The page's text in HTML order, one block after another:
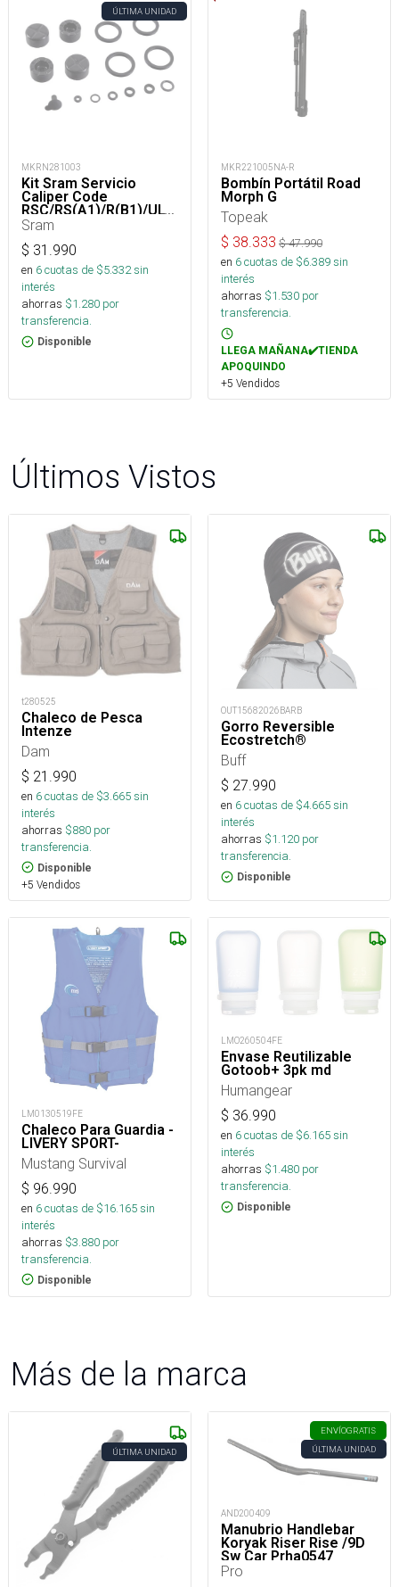
ÚLTIMA UNIDAD
MKRN281003
Kit Sram Servicio
Caliper Code
RSC/RS(A1)/R(B1)/ULT/SIL/BRZ(C1)
Sram
$ 31.990
en 6cuotas de $5.332sin
interés
ahorras $1.280 por
transferencia.
Disponible
MKR221005NA-R
Bombín Portátil Road
Morph G
Topeak
$ 38.333 $47.990
en 6cuotas de $6.389sin
interés
ahorras $1.530 por
transferencia.
LLEGA MAÑANA✔️TIENDA
APOQUINDO
+5 Vendidos
Últimos Vistos
t280525
Chaleco de Pesca
Intenze
Dam
$ 21.990
en 6cuotas de $3.665sin
interés
ahorras $880 por
transferencia.
Disponible
+5 Vendidos
OUT15682026BARB
Gorro Reversible
Ecostretch®
Buff
$ 27.990
en 6cuotas de $4.665sin
interés
ahorras $1.120 por
transferencia.
Disponible
LM0130519FE
Chaleco Para Guardia -
LIVERY SPORT-
Mustang Survival
$ 96.990
en 6cuotas de $16.165sin
interés
ahorras $3.880 por
transferencia.
Disponible
LMO260504FE
Envase Reutilizable
Gotoob+ 3pk md
Humangear
$ 36.990
en 6cuotas de $6.165sin
interés
ahorras $1.480 por
transferencia.
Disponible
Más de la marca
ÚLTIMA UNIDAD
ENVÍOGRATIS
ÚLTIMA UNIDAD
AND200409
Manubrio Handlebar
Koryak Riser Rise /9D
Sw Car Prha0547
Pro